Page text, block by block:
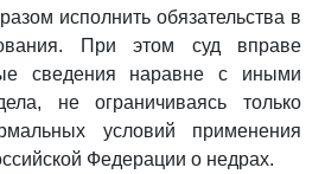
исполнить обязательства в
При этом суд вправе
сведения наравне с иными
не ограничиваясь только
условий применения
Федерации о недрах.